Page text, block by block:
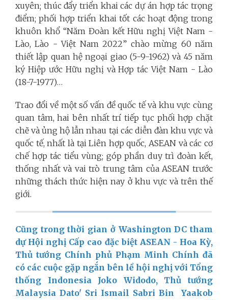
xuyên; thúc đẩy triển khai các dự án hợp tác trọng
điểm; phối hợp triển khai tốt các hoạt động trong
khuôn khổ “Năm Đoàn kết Hữu nghị Việt Nam -
Lào, Lào - Việt Nam 2022” chào mừng 60 năm
thiết lập quan hệ ngoại giao (5-9-1962) và 45 năm
ký Hiệp ước Hữu nghị và Hợp tác Việt Nam - Lào
(18-7-1977)…
Trao đổi về một số vấn đề quốc tế và khu vực cùng
quan tâm, hai bên nhất trí tiếp tục phối hợp chặt
chẽ và ủng hộ lẫn nhau tại các diễn đàn khu vực và
quốc tế, nhất là tại Liên hợp quốc, ASEAN và các cơ
chế hợp tác tiểu vùng; góp phần duy trì đoàn kết,
thống nhất và vai trò trung tâm của ASEAN trước
những thách thức hiện nay ở khu vực và trên thế
giới.
Cũng trong thời gian ở Washington DC tham
dự Hội nghị Cấp cao đặc biệt ASEAN - Hoa Kỳ,
Thủ tướng Chính phủ Phạm Minh Chính đã
có các cuộc gặp ngắn bên lề hội nghị với Tổng
thống Indonesia Joko Widodo, Thủ tướng
Malaysia Dato' Sri Ismail Sabri Bin Yaakob